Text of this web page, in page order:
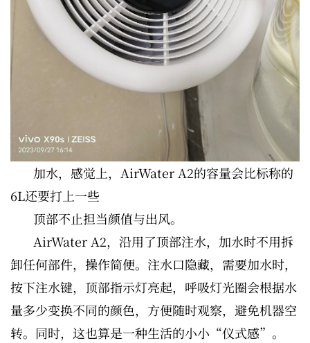
加水，感觉上，AirWater A2的容量会比标称的
6L还要打上一些
顶部不止担当颜值与出风。
AirWater A2，沿用了顶部注水，加水时不用拆
卸任何部件，操作简便。注水口隐藏，需要加水时，
按下注水键，顶部指示灯亮起，呼吸灯光圈会根据水
量多少变换不同的颜色，方便随时观察，避免机器空
转。同时，这也算是一种生活的小小“仪式感”。